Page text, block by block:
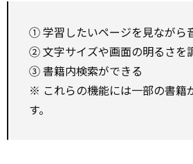
① 学習したいページを見ながら
② 文字サイズや画面の明るさを
③ 書籍内検索ができる
※ これらの機能には一部の書籍
す。